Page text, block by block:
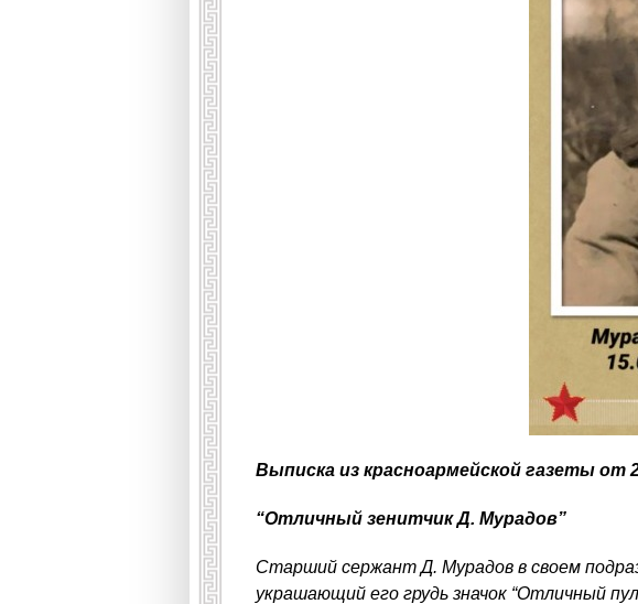
Выписка из красноармейской газеты от
“Отличный зенитчик Д. Мурадов”
Старший сержант Д. Мурадов в своем
украшающий его грудь значок “Отличный